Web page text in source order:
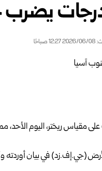
صباحًا
في بيان أوردته وكالة